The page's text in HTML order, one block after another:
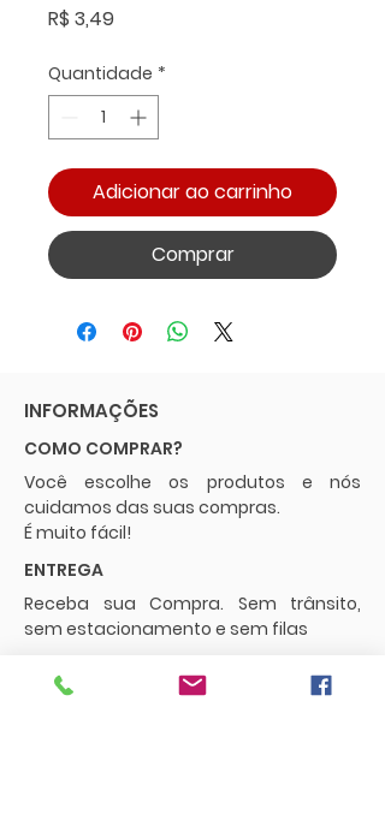
R$ 3,49Preço
Quantidade *
Adicionar ao carrinho
Comprar
INFORMAÇÕES
COMO COMPRAR?
Você escolhe os produtos e nós
cuidamos das suas compras.
É muito fácil!
ENTREGA
Receba sua Compra. Sem trânsito,
sem estacionamento e sem filas
POLÍTICAS